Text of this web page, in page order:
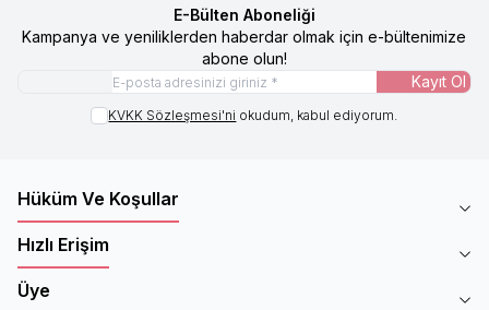
E-Bülten Aboneliği
Kampanya ve yeniliklerden haberdar olmak için e-bültenimize
abone olun!
Kayıt Ol
KVKK Sözleşmesi'ni okudum, kabul ediyorum.
Hüküm Ve Koşullar
Hızlı Erişim
Üye